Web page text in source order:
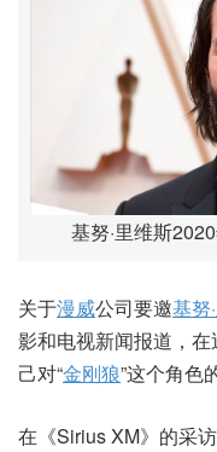
基努·里维斯
关于漫威公司要邀基努
影和电视新闻报道，
己对“金刚狼”这个角色
在《Sirius XM》的采